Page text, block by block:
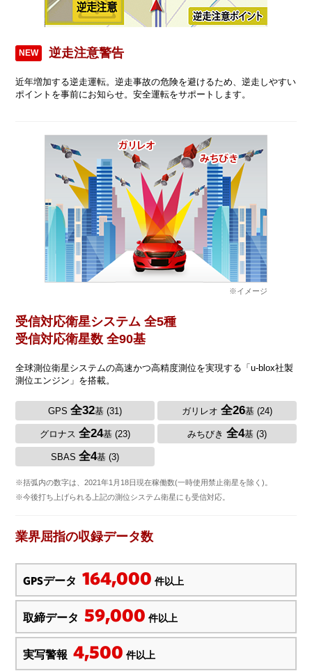
NEW 逆走注意警告
近年増加する逆走運転。逆走事故の危険を避けるため、逆走しやすい
ポイントを事前にお知らせ。安全運転をサポートします。
※イメージ
受信対応衛星システム 全5種
受信対応衛星数 全90基
全球測位衛星システムの高速かつ高精度測位を実現する「u-blox社製
測位エンジン」を搭載。
GPS全32基 (31) ガリレオ 全26基 (24)
グロナス全24基 (23) みちびき 全4基 (3)
SBAS全4基 (3)
※括弧内の数字は、2021年1月18日現在稼働数(一時使用禁止衛星を除く)。
※今後打ち上げられる上記の測位システム衛星にも受信対応。
業界屈指の収録データ数
GPSデータ 164,000 件以上
取締データ 59,000 件以上
実写警報 4,500 件以上